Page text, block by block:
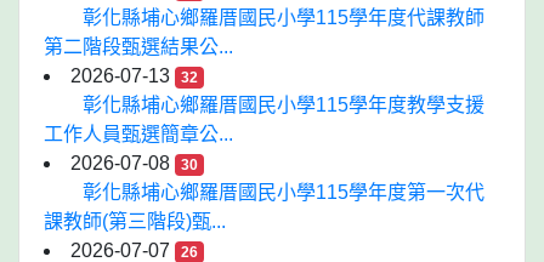
彰化縣埔心鄉羅厝國民小學115學年度代課教師
第二階段甄選結果公...
2026-07-13
32
彰化縣埔心鄉羅厝國民小學115學年度教學支援
工作人員甄選簡章公...
2026-07-08
30
彰化縣埔心鄉羅厝國民小學115學年度第一次代
課教師(第三階段)甄...
2026-07-07
26